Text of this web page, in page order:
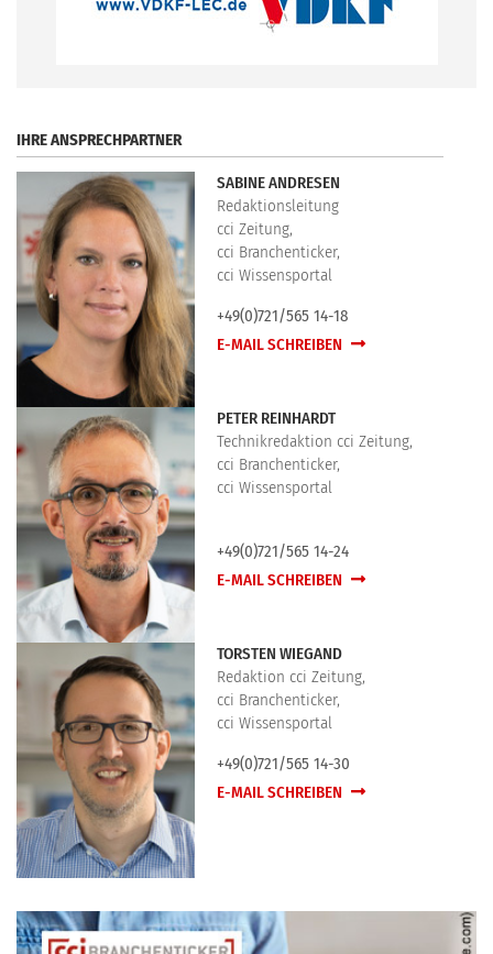
IHRE ANSPRECHPARTNER
SABINE ANDRESEN
Redaktionsleitung
cci Zeitung,
cci Branchenticker,
cci Wissensportal
+49(0)721/565 14-18
E-MAIL SCHREIBEN
PETER REINHARDT
Technikredaktion cci Zeitung,
cci Branchenticker,
cci Wissensportal
+49(0)721/565 14-24
E-MAIL SCHREIBEN
TORSTEN WIEGAND
Redaktion cci Zeitung,
cci Branchenticker,
cci Wissensportal
+49(0)721/565 14-30
E-MAIL SCHREIBEN